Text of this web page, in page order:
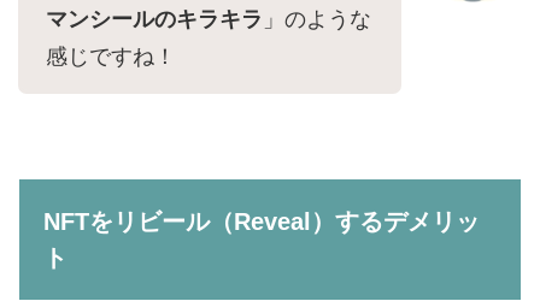
マンシールのキラキラ 」のような
感じですね！
NFTをリビール（Reveal）するデメリッ
ト